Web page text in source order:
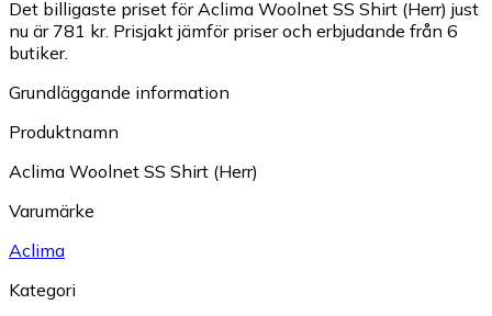
Det billigaste priset för Aclima Woolnet SS Shirt (Herr) just
nu är 781 kr. Prisjakt jämför priser och erbjudande från 6
butiker.
Grundläggande information
Produktnamn
Aclima Woolnet SS Shirt (Herr)
Varumärke
Aclima
Kategori